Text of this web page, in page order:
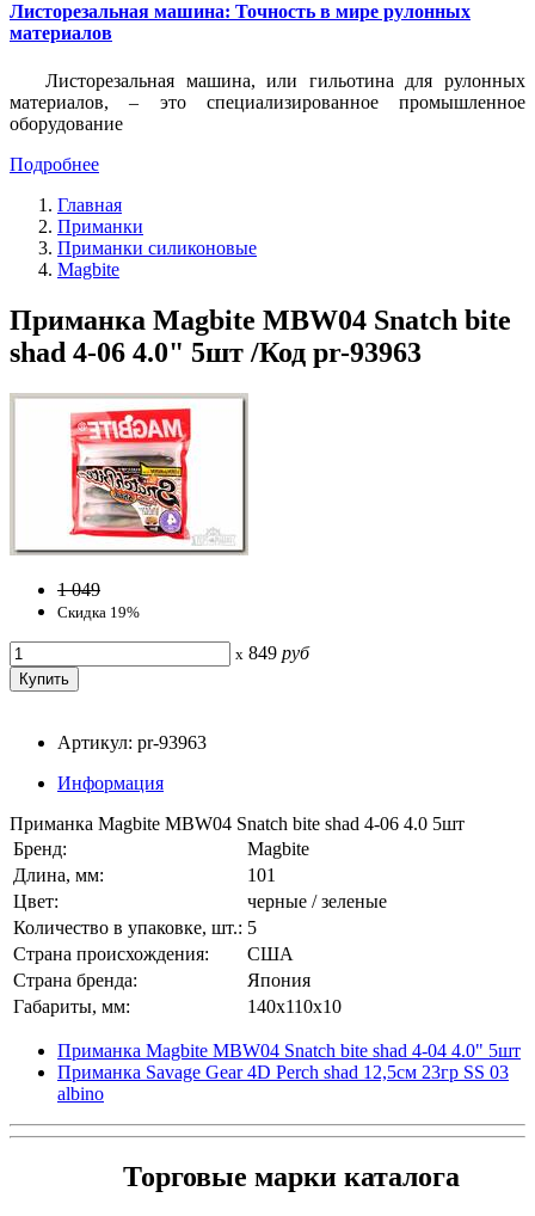
Листорезальная машина: Точность в мире рулонных
материалов
Листорезальная машина, или гильотина для рулонных
материалов, – это специализированное промышленное
оборудование
Подробнее
Главная
Приманки
Приманки силиконовые
Magbite
Приманка Magbite MBW04 Snatch bite
shad 4-06 4.0" 5шт /Код pr-93963
1 049
Скидка 19%
x 849 руб
Артикул: pr-93963
Информация
Приманка Magbite MBW04 Snatch bite shad 4-06 4.0 5шт
Бренд:
Magbite
Длина, мм:
101
Цвет:
черные / зеленые
Количество в упаковке, шт.: 5
Страна происхождения:
США
Страна бренда:
Япония
Габариты, мм:
140x110x10
Приманка Magbite MBW04 Snatch bite shad 4-04 4.0" 5шт
Приманка Savage Gear 4D Perch shad 12,5см 23гр SS 03
albino
Торговые марки каталога